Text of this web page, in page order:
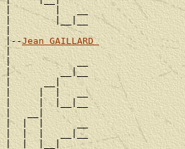
|        |   __
|        |__|__
|
|--Jean GAILLARD
|
|            __
|         __|__
|      __|
|     |  |   __
|     |  |__|__
|   __|
|  |  |      __
|  |  |   __|__
|  |  |__|